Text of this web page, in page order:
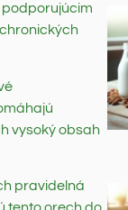
podporujúcim
vysoký obsah
pravidelná